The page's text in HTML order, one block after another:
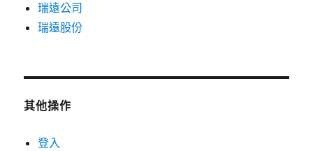
瑞遠公司
瑞遠股份
其他操作
登入